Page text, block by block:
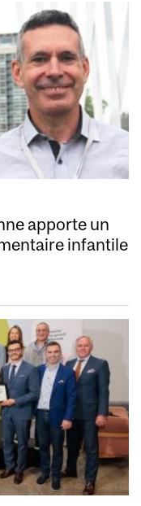
apporte un
infantile